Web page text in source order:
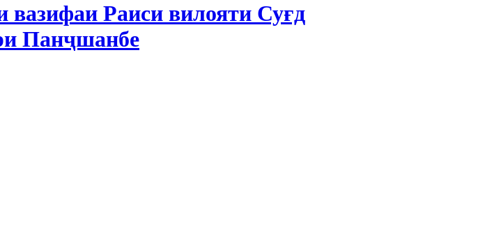
вазифаи Раиси вилояти Суғд
Панҷшанбе